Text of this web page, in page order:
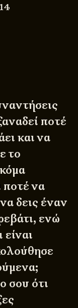
ποτέ
και να
το
ποτέ να
δεις έναν
ενώ
σου ότι